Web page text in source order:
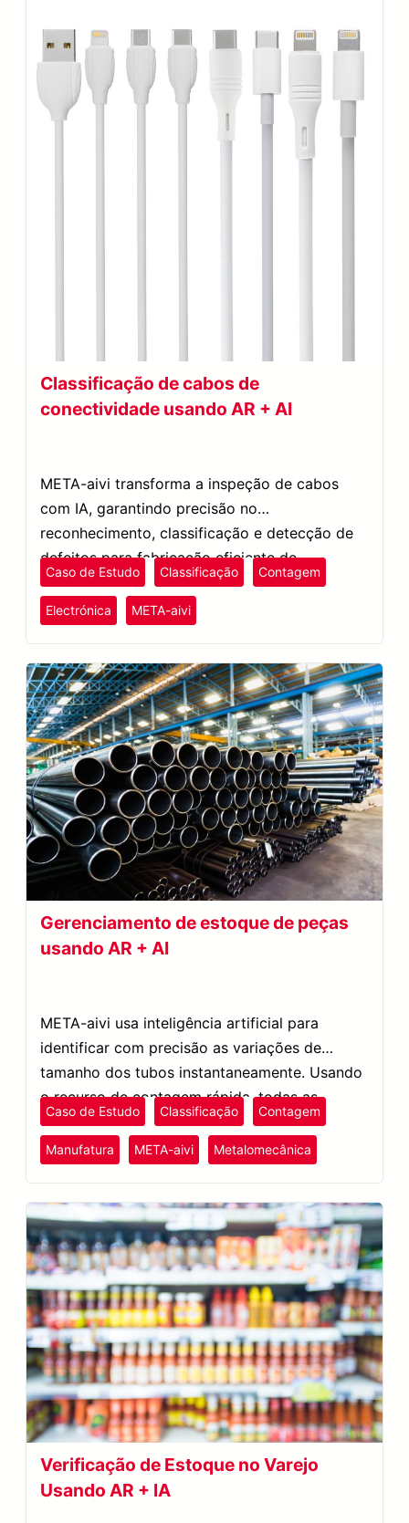
Classificação de cabos de
conectividade usando AR + AI
META-aivi transforma a inspeção de cabos
com IA, garantindo precisão no
reconhecimento, classificação e detecção de
defeitos para fabricação eficiente de
eletrônicos.
Caso de Estudo Classificação Contagem
Electrónica META-aivi
Gerenciamento de estoque de peças
usando AR + AI
META-aivi usa inteligência artificial para
identificar com precisão as variações de
tamanho dos tubos instantaneamente. Usando
o recurso de contagem rápida, todas as
diferentes peças são classificadas e contadas
em segundos.
Caso de Estudo Classificação Contagem
Manufatura META-aivi Metalomecânica
Verificação de Estoque no Varejo
Usando AR + IA